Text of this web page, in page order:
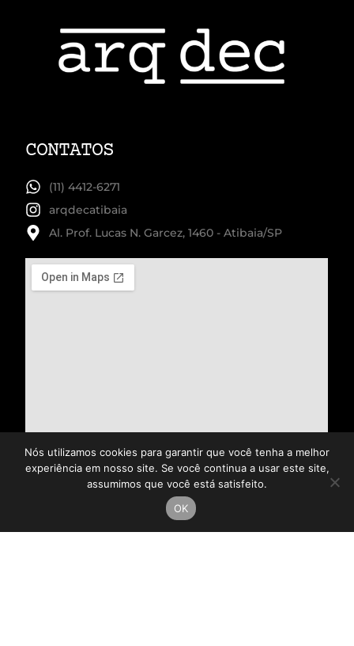
CONTATOS
(11) 4412-6271
arqdecatibaia
Al. Prof. Lucas N. Garcez, 1460 - Atibaia/SP
Nós utilizamos cookies para garantir que você tenha a melhor
experiência em nosso site. Se você continua a usar este site,
assumimos que você está satisfeito.
OK